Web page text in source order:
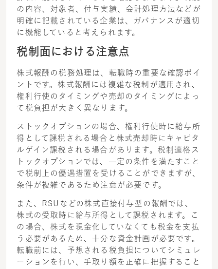
の内容、対象者、付与実績、会計処理方法などが
明確に記載されている企業は、ガバナンスが適切
に機能していると考えられます。
税制面における注意点
株式報酬の税務処理は、転職時の重要な確認ポイ
ントです。株式報酬には複雑な税制が適用され、
権利行使のタイミングや売却のタイミングによっ
て税負担が大きく異なります。
ストックオプションの場合、権利行使時に給与所
得として課税される場合と株式売却時にキャピタ
ルゲイン課税される場合があります。税制適格ス
トックオプションでは、一定の条件を満たすこと
で税制上の優遇措置を受けることができますが、
条件が複雑であるため注意が必要です。
また、RSUなどの株式直接付与型の報酬では、
株式の受取時に給与所得として課税されます。こ
の場合、株式を現金化していなくても税金を支払
う必要があるため、十分な資金計画が必要です。
転職前には、予想される税負担についてシミュレ
ーションを行い、手取り額を正確に把握すること